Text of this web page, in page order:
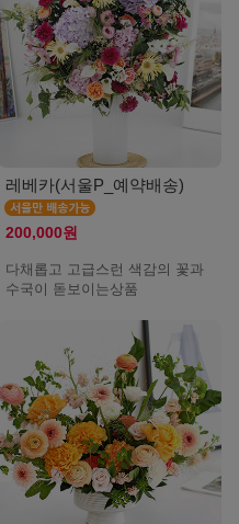
레베카(서울P_예약배송)
200,000원
다채롭고 고급스런 색감의 꽃과
수국이 돋보이는상품